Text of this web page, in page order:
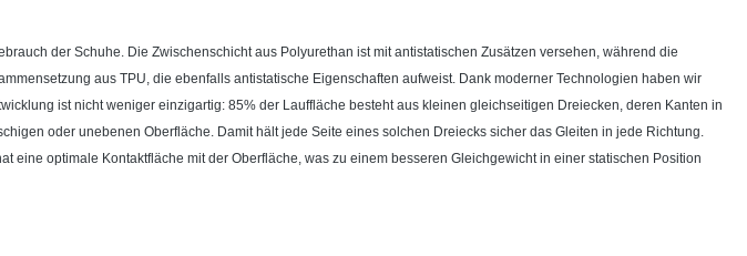
der Schuhe. Die Zwischenschicht aus Polyurethan ist mit antistatischen Zusätzen versehen, während die
aus TPU, die ebenfalls antistatische Eigenschaften aufweist. Dank moderner Technologien haben wir
ist nicht weniger einzigartig: 85% der Lauffläche besteht aus kleinen gleichseitigen Dreiecken, deren Kanten in
oder unebenen Oberfläche. Damit hält jede Seite eines solchen Dreiecks sicher das Gleiten in jede Richtung.
optimale Kontaktfläche mit der Oberfläche, was zu einem besseren Gleichgewicht in einer statischen Position